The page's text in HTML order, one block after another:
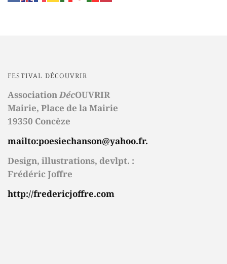
FESTIVAL DÉCOUVRIR
AssociationDécOUVRIR
Mairie, Place de la Mairie
19350 Concèze
mailto:poesiechanson@yahoo.fr.
Design, illustrations, devlpt. :
Frédéric Joffre
http://fredericjoffre.com